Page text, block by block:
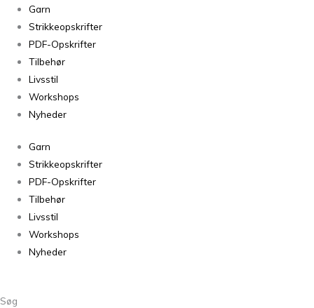
Garn
Strikkeopskrifter
PDF-Opskrifter
Tilbehør
Livsstil
Workshops
Nyheder
Garn
Strikkeopskrifter
PDF-Opskrifter
Tilbehør
Livsstil
Workshops
Nyheder
Søg
Strikkede
Håndklæder
Pixen
antal